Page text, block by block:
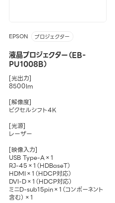
EPSON プロジェクター
液晶プロジェクター（EB-
PU1008B）
[光出力]
8500lm
[解像度]
ピクセルシフト4K
[光源]
レーザー
[映像入力]
USB Type-A×1
RJ-45×1（HDBaseT）
HDMI×1（HDCP対応）
DVI-D×1（HDCP対応）
ミニD-sub15pin×1（コンポーネント
含む）×1